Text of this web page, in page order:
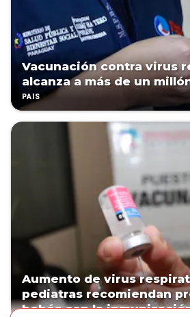
Vacunación contra virus
alcanza a más de un
PAÍS
Aumento de virus
pediatras recomiendan
bebés con la